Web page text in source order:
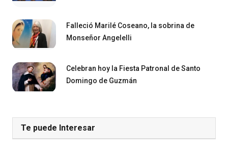
Falleció Marilé Coseano, la sobrina de
Monseñor Angelelli
Celebran hoy la Fiesta Patronal de Santo
Domingo de Guzmán
Te puede Interesar